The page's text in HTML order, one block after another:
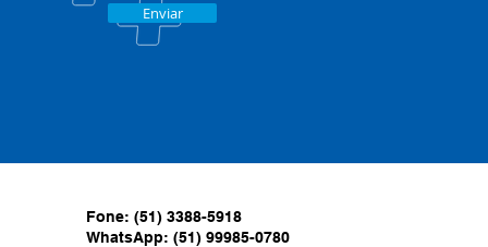
Enviar
Fone: (51) 3388-5918
WhatsApp: (51) 99985-0780